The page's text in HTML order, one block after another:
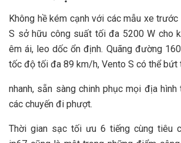
Không hề kém cạnh với các mẫu xe
S sở hữu công suất tối đa 5200 W cho
êm ái, leo dốc ổn định. Quãng đường
tốc độ tối đa 89 km/h, Vento S có thể bứt
nhanh, sẵn sàng chinh phục mọi địa
các chuyến đi phượt.
Thời gian sạc tối ưu 6 tiếng cùng tiêu